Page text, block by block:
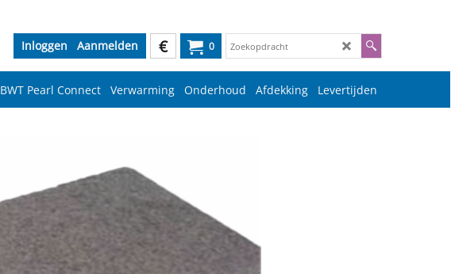
0
€
Inloggen Aanmelden
BWT Pearl Connect Verwarming Onderhoud Afdekking Levertijden